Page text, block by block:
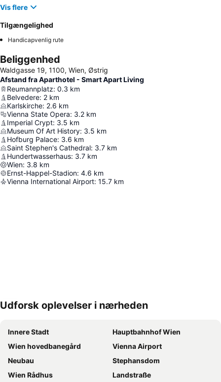
Vis flere
Tilgængelighed
Handicapvenlig rute
Beliggenhed
Waldgasse 19, 1100, Wien, Østrig
Afstand fra Aparthotel - Smart Apart Living
Reumannplatz: 0.3 km
Belvedere: 2 km
Karlskirche: 2.6 km
Vienna State Opera: 3.2 km
Imperial Crypt: 3.5 km
Museum Of Art History: 3.5 km
Hofburg Palace: 3.6 km
Saint Stephen's Cathedral: 3.7 km
Hundertwasserhaus: 3.7 km
Wien: 3.8 km
Ernst-Happel-Stadion: 4.6 km
Vienna International Airport: 15.7 km
Udvid kort
Udforsk oplevelser i nærheden
Innere Stadt
Hauptbahnhof Wien
Wien hovedbanegård
Vienna Airport
Neubau
Stephansdom
Wien Rådhus
Landstraße